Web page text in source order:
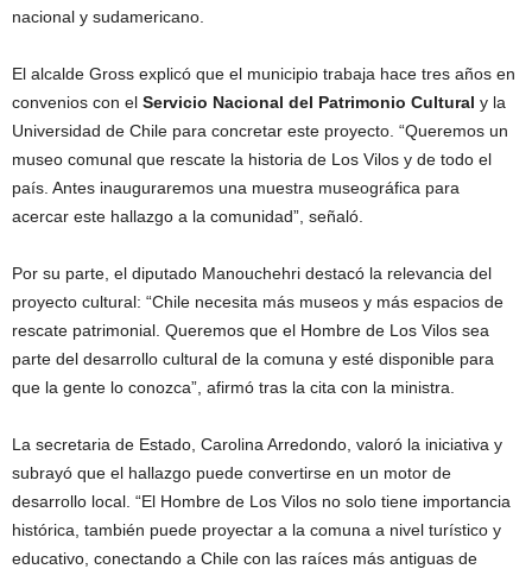
nacional y sudamericano.
El alcalde Gross explicó que el municipio trabaja hace tres años en
convenios con el Servicio Nacional del Patrimonio Cultural y la
Universidad de Chile para concretar este proyecto. “Queremos un
museo comunal que rescate la historia de Los Vilos y de todo el
país. Antes inauguraremos una muestra museográfica para
acercar este hallazgo a la comunidad”, señaló.
Por su parte, el diputado Manouchehri destacó la relevancia del
proyecto cultural: “Chile necesita más museos y más espacios de
rescate patrimonial. Queremos que el Hombre de Los Vilos sea
parte del desarrollo cultural de la comuna y esté disponible para
que la gente lo conozca”, afirmó tras la cita con la ministra.
La secretaria de Estado, Carolina Arredondo, valoró la iniciativa y
subrayó que el hallazgo puede convertirse en un motor de
desarrollo local. “El Hombre de Los Vilos no solo tiene importancia
histórica, también puede proyectar a la comuna a nivel turístico y
educativo, conectando a Chile con las raíces más antiguas de